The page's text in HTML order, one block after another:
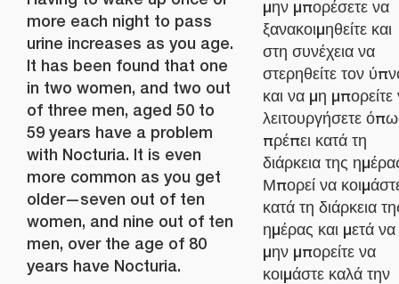
more each night to pass
urine increases as you age.
It has been found that one
in two women, and two out
of three men, aged 50 to
59 years have a problem
with Nocturia. It is even
more common as you get
older—seven out of ten
women, and nine out of ten
men, over the age of 80
years have Nocturia.
μην μπορέσετε να
ξανακοιμηθείτε και
στη συνέχεια να
στερηθείτε τον
και να μη μπορείτε
λειτουργήσετε
πρέπει κατά τη
διάρκεια της
Μπορεί να
κατά τη διάρκεια
ημέρας και μετά να
μην μπορείτε να
κοιμάστε καλά την